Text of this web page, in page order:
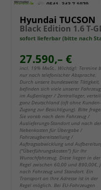
Hyundai TUCSON
Black Edition 1.6 T-
sofort lieferbar (bitte nach
27.590,– €
incl. 19% MwSt.. Wichtig!: Termine
nur nach telefonischer Absprache.
Durch unsere bundesweite Tätigkeit,
befinden sich viele unserer
im Außenlager / Zentrallager,
ganz Deutschland (oft ohne Kunden-
Zugang zur Besichtigung). Bitte
Sie vorab nach dem Fahrzeug /
Auslieferungs-Standort und nach
Nebenkosten für Übergabe /
Fahrzeugbereitstellung /
Auftragsabwicklung und
("Überführungskosten") für Ihr
Wunschfahrzeug. Diese liegen in der
Regel zwischen 60,00 und 890,00€,
nach Fahrzeug und Standort. Ein
Transport an Ihre Adresse ist in der
Regel möglich. Bei EU-Fahrzeugen